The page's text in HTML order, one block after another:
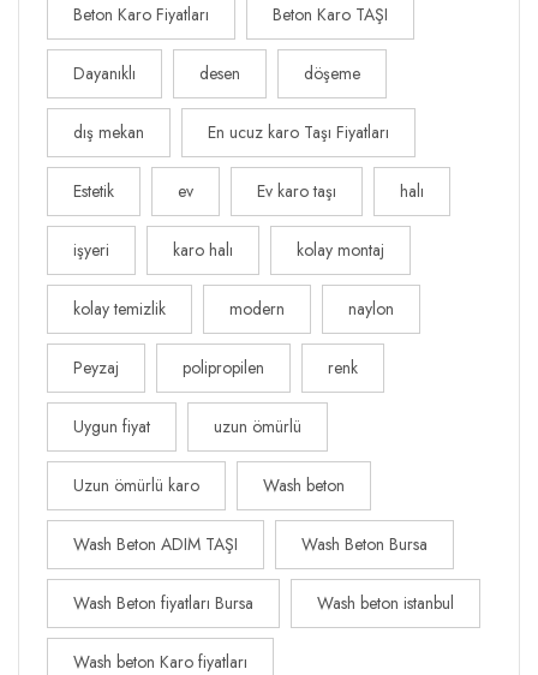
Beton Karo Fiyatları Beton Karo TAŞI
Dayanıklı desen döşeme
dış mekan En ucuz karo Taşı Fiyatları
Estetik ev Ev karo taşı halı
işyeri karo halı kolay montaj
kolay temizlik modern naylon
Peyzaj polipropilen renk
Uygun fiyat uzun ömürlü
Uzun ömürlü karo Wash beton
Wash Beton ADIM TAŞI Wash Beton Bursa
Wash Beton fiyatları Bursa Wash beton istanbul
Wash beton Karo fiyatları